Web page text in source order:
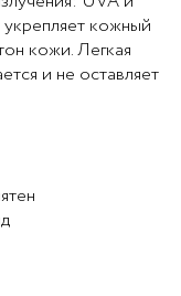
кожный
кожи. Легкая
и не оставляет